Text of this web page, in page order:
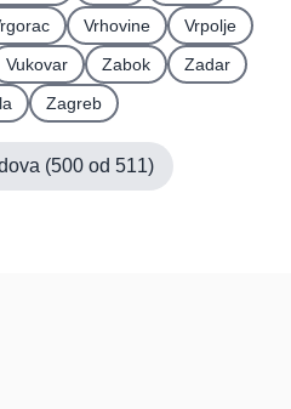
Vrhovine
Vrpolje
Vukovar Zabok
Zadar
Zagreb
(500 od 511)